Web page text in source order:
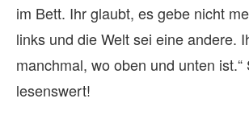
im Bett. Ihr glaubt, es gebe nicht
links und die Welt sei eine andere.
manchmal, wo oben und unten ist.“
lesenswert!